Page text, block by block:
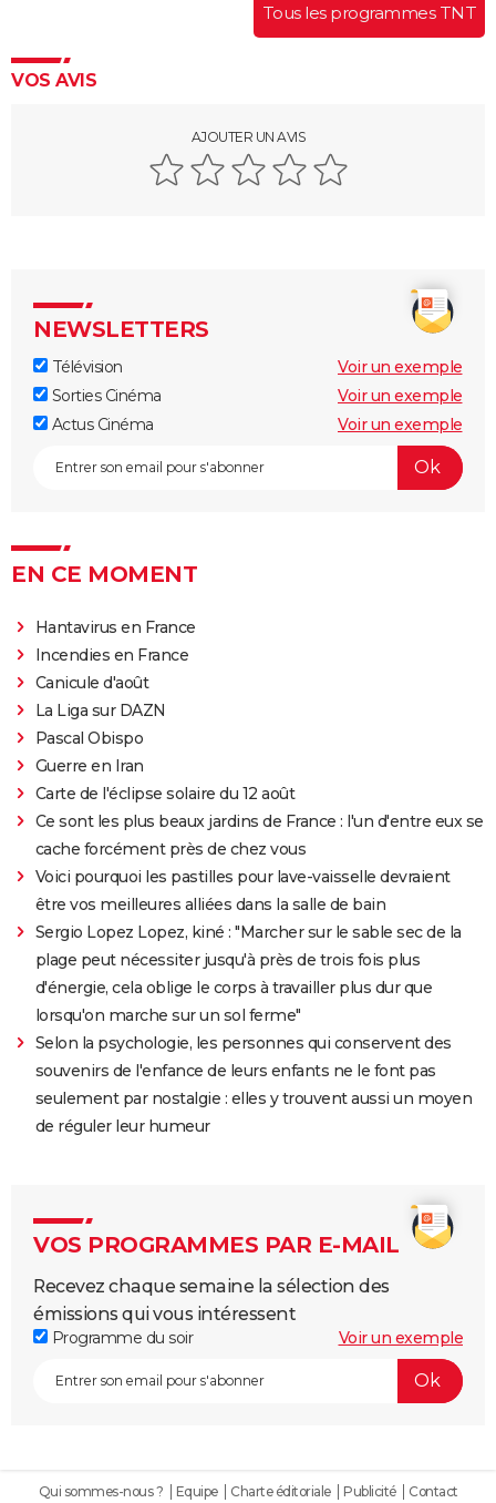
Tous les programmes TNT
VOS AVIS
AJOUTER UN AVIS
NEWSLETTERS
Télévision
Voir un exemple
Sorties Cinéma
Voir un exemple
Actus Cinéma
Voir un exemple
EN CE MOMENT
Hantavirus en France
Incendies en France
Canicule d'août
La Liga sur DAZN
Pascal Obispo
Guerre en Iran
Carte de l'éclipse solaire du 12 août
Ce sont les plus beaux jardins de France : l'un d'entre eux se
cache forcément près de chez vous
Voici pourquoi les pastilles pour lave-vaisselle devraient
être vos meilleures alliées dans la salle de bain
Sergio Lopez Lopez, kiné : "Marcher sur le sable sec de la
plage peut nécessiter jusqu'à près de trois fois plus
d'énergie, cela oblige le corps à travailler plus dur que
lorsqu'on marche sur un sol ferme"
Selon la psychologie, les personnes qui conservent des
souvenirs de l'enfance de leurs enfants ne le font pas
seulement par nostalgie : elles y trouvent aussi un moyen
de réguler leur humeur
VOS PROGRAMMES PAR E-MAIL
Recevez chaque semaine la sélection des
émissions qui vous intéressent
Programme du soir Voir un exemple
Qui sommes-nous ? Equipe Charte éditoriale Publicité Contact